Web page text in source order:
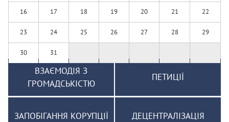
16 17 18 19 20 21 22
23 24 25 26 27 28 29
30 31
ВЗАЄМОДІЯ З
ГРОМАДСЬКІСТЮ
ПЕТИЦІЇ
ЗАПОБІГАННЯ КОРУПЦІЇ ДЕЦЕНТРАЛІЗАЦІЯ